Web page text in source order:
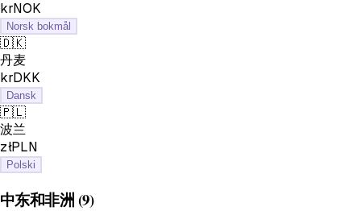
krNOK
Norsk bokmål
🇩🇰
丹麦
krDKK
Dansk
🇵🇱
波兰
złPLN
Polski
中东和非洲 (9)